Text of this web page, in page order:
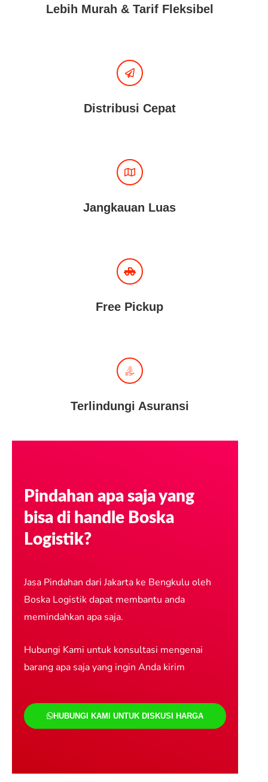
Lebih Murah & Tarif Fleksibel
Distribusi Cepat
Jangkauan Luas
Free Pickup
Terlindungi Asuransi
Pindahan apa saja yang
bisa di handle Boska
Logistik?
Jasa Pindahan dari Jakarta ke Bengkulu oleh
Boska Logistik dapat membantu anda
memindahkan apa saja.
Hubungi Kami untuk konsultasi mengenai
barang apa saja yang ingin Anda kirim
HUBUNGI KAMI UNTUK DISKUSI HARGA